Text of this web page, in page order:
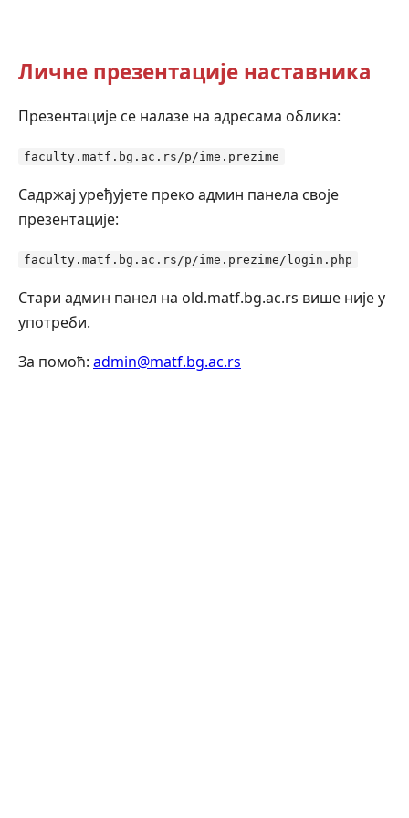
Личне презентације наставника
Презентације се налазе на адресама облика:
faculty.matf.bg.ac.rs/p/ime.prezime
Садржај уређујете преко админ панела своје
презентације:
faculty.matf.bg.ac.rs/p/ime.prezime/login.php
Стари админ панел на old.matf.bg.ac.rs више није у
употреби.
За помоћ: admin@matf.bg.ac.rs